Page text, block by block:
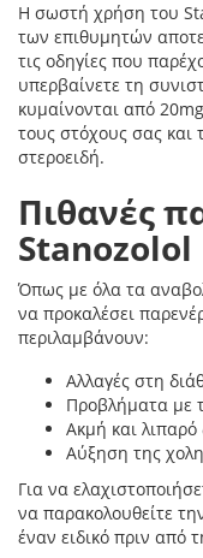
Η σωστή χρήση του
των επιθυμητών
τις οδηγίες που
υπερβαίνετε τη
κυμαίνονται από
τους στόχους σας και
στεροειδή.
Πιθανές
Stanozolol
Όπως με όλα τα
να προκαλέσει
περιλαμβάνουν:
Αλλαγές στη
Προβλήματα με
Ακμή και λιπαρό
Αύξηση της
Για να
να παρακολουθείτε
έναν ειδικό πριν από